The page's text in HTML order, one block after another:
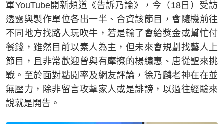
軍YouTube開新頻道《告訴乃論》，今（18日）受訪
透露與製作單位各出一半、合資該節目，會隨機前往
不同地方找路人玩吹牛，若是輸了會給獎金或幫忙付
餐錢，雖然目前以素人為主，但未來會規劃找藝人上
節目，且非常歡迎曾與有摩擦的楊繡惠、唐從聖來挑
戰。至於面對點閱率及網友評論，徐乃麟老神在在並
無壓力，除非留言攻擊家人或是誹謗，以過往經驗來
說就是開告。